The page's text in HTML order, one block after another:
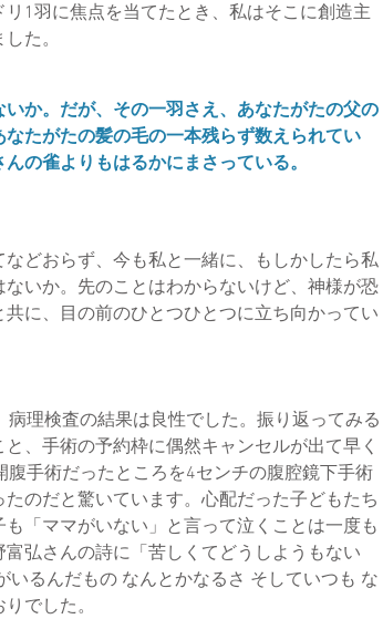
1羽に焦点を当てたとき、私はそこに創造主
た。
か。だが、その一羽さえ、あなたがたの父の
たがたの髪の毛の一本残らず数えられてい
の雀よりもはるかにまさっている。
どおらず、今も私と一緒に、もしかしたら私
いか。先のことはわからないけど、神様が恐
に、目の前のひとつひとつに立ち向かってい
理検査の結果は良性でした。振り返ってみる
、手術の予約枠に偶然キャンセルが出て早く
手術だったところを4センチの腹腔鏡下手術
のだと驚いています。心配だった子どもたち
「ママがいない」と言って泣くことは一度も
弘さんの詩に「苦しくてどうしようもない
るんだもの なんとかなるさ そしていつも な
でした。